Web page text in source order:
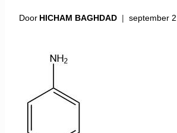
Door HICHAM BAGHDAD september